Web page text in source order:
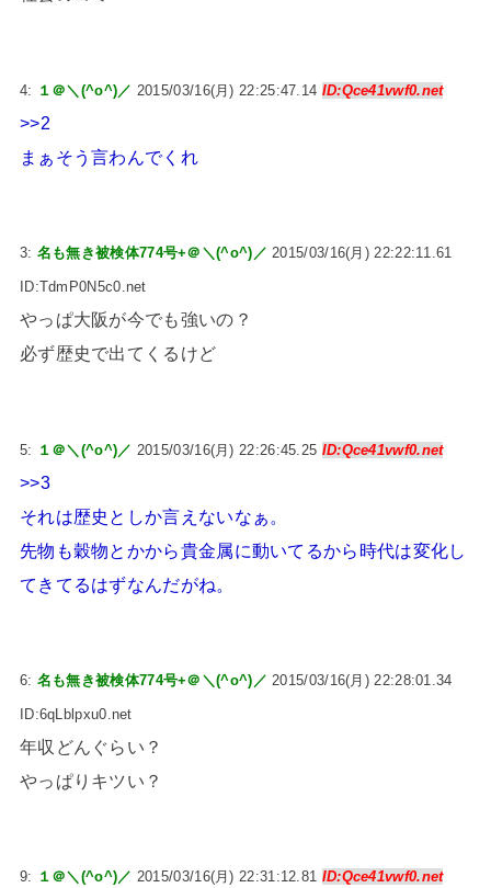
4: １＠＼(^o^)／ 2015/03/16(月) 22:25:47.14 ID:Qce41vwf0.net
>>2
まぁそう言わんでくれ
3: 名も無き被検体774号+＠＼(^o^)／ 2015/03/16(月) 22:22:11.61
ID:TdmP0N5c0.net
やっぱ大阪が今でも強いの？
必ず歴史で出てくるけど
5: １＠＼(^o^)／ 2015/03/16(月) 22:26:45.25 ID:Qce41vwf0.net
>>3
それは歴史としか言えないなぁ。
先物も穀物とかから貴金属に動いてるから時代は変化し
てきてるはずなんだがね。
6: 名も無き被検体774号+＠＼(^o^)／ 2015/03/16(月) 22:28:01.34
ID:6qLblpxu0.net
年収どんぐらい？
やっぱりキツい？
9: １＠＼(^o^)／ 2015/03/16(月) 22:31:12.81 ID:Qce41vwf0.net